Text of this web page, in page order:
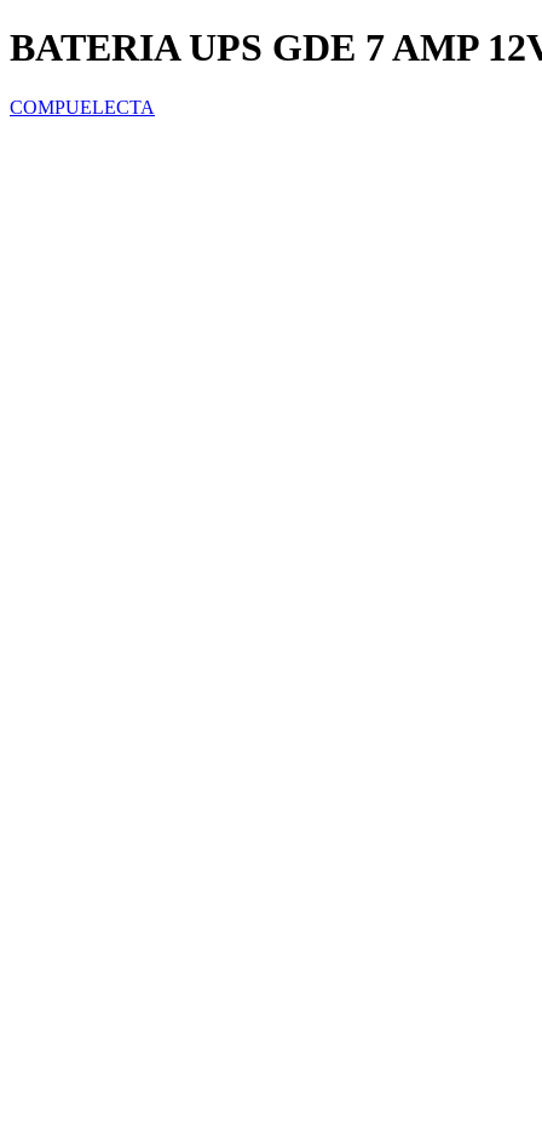
BATERIA UPS GDE 7 AMP
COMPUELECTA